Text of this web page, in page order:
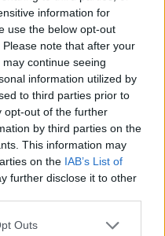
information for
use the below opt-out
note that after your
continue seeing
information utilized by
to third parties prior to
opt-out of the further
by third parties on the
This information may
on the IAB’s List of
further disclose it to other
Outs
ήδη εξασφαλιστεί
από το Ταμείο
στην
/ Βοτανικού
και τη
νέο Πάρκο της